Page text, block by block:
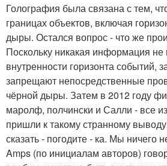
Голография была связана с тем,
границах объектов, включая
дыры. Остался вопрос - что же
Поскольку никакая информация не
внутренности горизонта событий,
запрещают непосредственные
чёрной дыры. Затем в 2012 году
маролф, полчински и Салли - все
пришли к такому странному
сказать - погодите - ка. Мы ничего
Amps (по инициалам авторов)